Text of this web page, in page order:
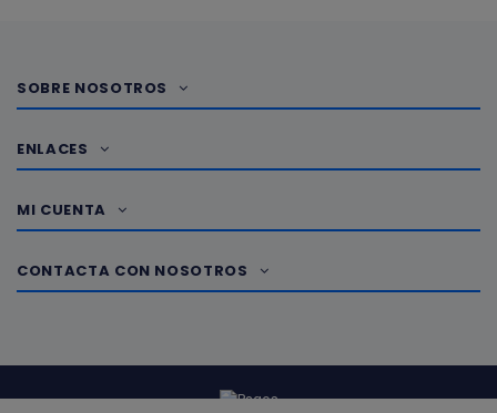
SOBRE NOSOTROS
ENLACES
MI CUENTA
CONTACTA CON NOSOTROS